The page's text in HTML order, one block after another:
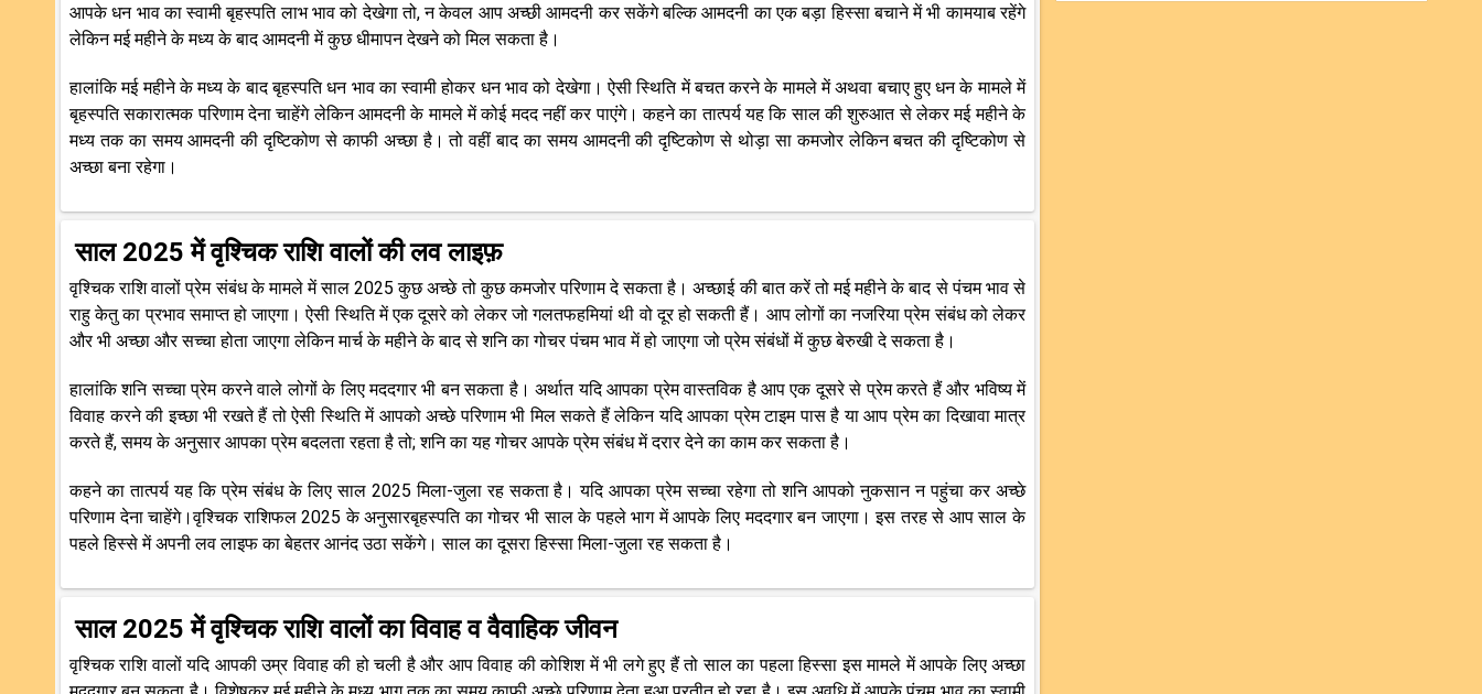
आपके धन भाव का स्वामी बृहस्पति लाभ भाव को देखेगा तो, न केवल आप अच्छी आमदनी कर सकेंगे बल्कि आमदनी का एक बड़ा हिस्सा बचाने में भी कामयाब रहेंगे
लेकिन मई महीने के मध्य के बाद आमदनी में कुछ धीमापन देखने को मिल सकता है।
हालांकि मई महीने के मध्य के बाद बृहस्पति धन भाव का स्वामी होकर धन भाव को देखेगा। ऐसी स्थिति में बचत करने के मामले में अथवा बचाए हुए धन के मामले में
बृहस्पति सकारात्मक परिणाम देना चाहेंगे लेकिन आमदनी के मामले में कोई मदद नहीं कर पाएंगे। कहने का तात्पर्य यह कि साल की शुरुआत से लेकर मई महीने के
मध्य तक का समय आमदनी की दृष्टिकोण से काफी अच्छा है। तो वहीं बाद का समय आमदनी की दृष्टिकोण से थोड़ा सा कमजोर लेकिन बचत की दृष्टिकोण से
अच्छा बना रहेगा।
साल 2025 में वृश्चिक राशि वालों की लव लाइफ़
वृश्चिक राशि वालों प्रेम संबंध के मामले में साल 2025 कुछ अच्छे तो कुछ कमजोर परिणाम दे सकता है। अच्छाई की बात करें तो मई महीने के बाद से पंचम भाव से
राहु केतु का प्रभाव समाप्त हो जाएगा। ऐसी स्थिति में एक दूसरे को लेकर जो गलतफहमियां थी वो दूर हो सकती हैं। आप लोगों का नजरिया प्रेम संबंध को लेकर
और भी अच्छा और सच्चा होता जाएगा लेकिन मार्च के महीने के बाद से शनि का गोचर पंचम भाव में हो जाएगा जो प्रेम संबंधों में कुछ बेरुखी दे सकता है।
हालांकि शनि सच्चा प्रेम करने वाले लोगों के लिए मददगार भी बन सकता है। अर्थात यदि आपका प्रेम वास्तविक है आप एक दूसरे से प्रेम करते हैं और भविष्य में
विवाह करने की इच्छा भी रखते हैं तो ऐसी स्थिति में आपको अच्छे परिणाम भी मिल सकते हैं लेकिन यदि आपका प्रेम टाइम पास है या आप प्रेम का दिखावा मात्र
करते हैं, समय के अनुसार आपका प्रेम बदलता रहता है तो; शनि का यह गोचर आपके प्रेम संबंध में दरार देने का काम कर सकता है।
कहने का तात्पर्य यह कि प्रेम संबंध के लिए साल 2025 मिला-जुला रह सकता है। यदि आपका प्रेम सच्चा रहेगा तो शनि आपको नुकसान न पहुंचा कर अच्छे
परिणाम देना चाहेंगे।वृश्चिक राशिफल 2025 के अनुसारबृहस्पति का गोचर भी साल के पहले भाग में आपके लिए मददगार बन जाएगा। इस तरह से आप साल के
पहले हिस्से में अपनी लव लाइफ का बेहतर आनंद उठा सकेंगे। साल का दूसरा हिस्सा मिला-जुला रह सकता है।
साल 2025 में वृश्चिक राशि वालों का विवाह व वैवाहिक जीवन
वृश्चिक राशि वालों यदि आपकी उम्र विवाह की हो चली है और आप विवाह की कोशिश में भी लगे हुए हैं तो साल का पहला हिस्सा इस मामले में आपके लिए अच्छा